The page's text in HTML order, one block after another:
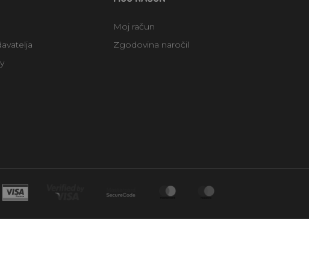
Moj račun
Zgodovina naročil